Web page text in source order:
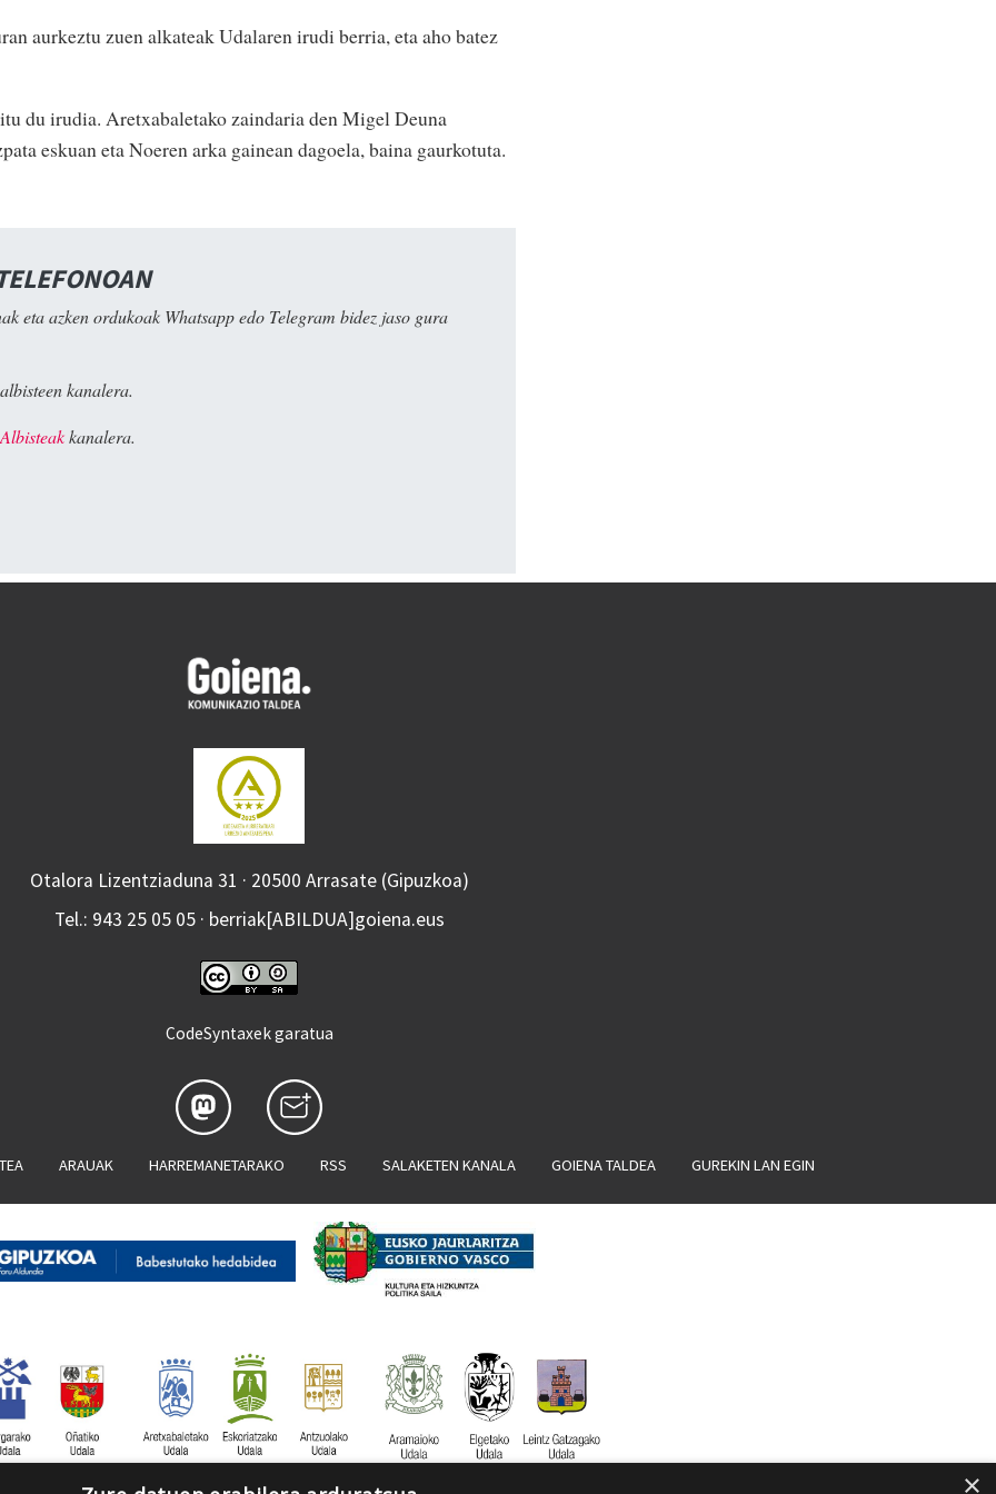
aurkeztu zuen alkateak Udalaren irudi berria, eta aho batez
du irudia. Aretxabaletako zaindaria den Migel Deuna
eskuan eta Noeren arka gainean dagoela, baina gaurkotuta.
eta azken ordukoak Whatsapp edo Telegram bidez jaso gura
albisteen kanalera.
kanalera.
Otalora Lizentziaduna 31 · 20500 Arrasate (Gipuzkoa)
Tel.: 943 25 05 05 · berriak[ABILDUA]goiena.eus
CodeSyntaxek garatua
ARAUAK HARREMANETARAKO RSS SALAKETEN KANALA GOIENA TALDEA GUREKIN LAN EGIN
×